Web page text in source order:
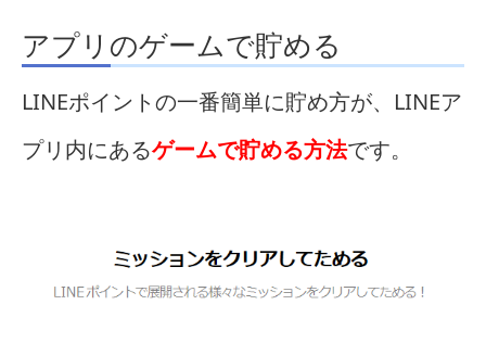
アプリのゲームで貯める
LINEポイントの一番簡単に貯め方が、LINEア
プリ内にあるゲームで貯める方法です。